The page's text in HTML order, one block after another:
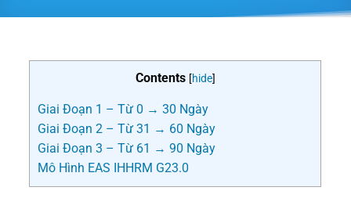
Contents [hide]
Giai Đoạn 1 – Từ 0 → 30 Ngày
Giai Đoạn 2 – Từ 31 → 60 Ngày
Giai Đoạn 3 – Từ 61 → 90 Ngày
Mô Hình EAS IHHRM G23.0